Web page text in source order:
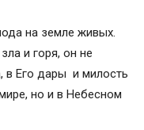
на земле живых.
и горя, он не
в Его дары и милость
но и в Небесном